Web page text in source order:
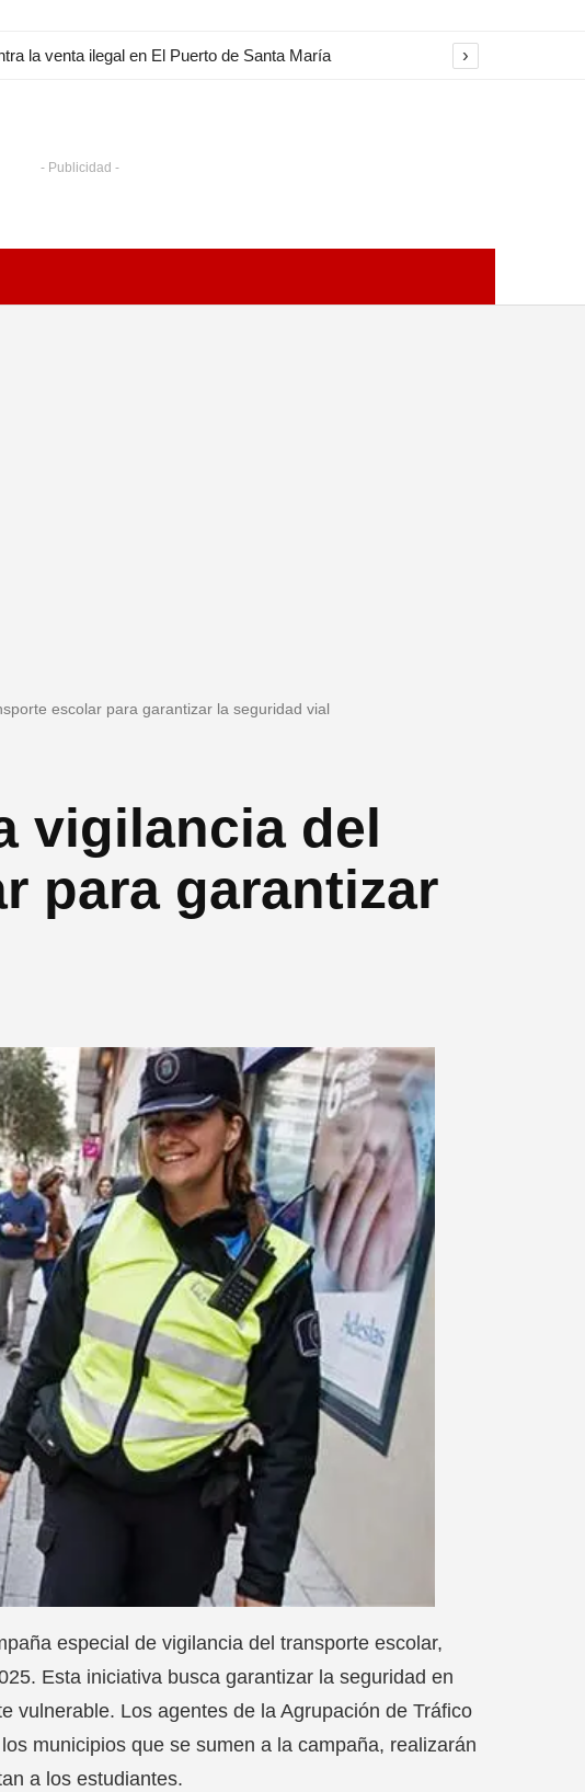
Vacaciones en Paz en Cádiz ›
- Publicidad -
escolar para garantizar la seguridad vial
vigilancia del
para garantizar
especial de vigilancia del transporte escolar,
Esta iniciativa busca garantizar la seguridad en
vulnerable. Los agentes de la Agrupación de Tráfico
municipios que se sumen a la campaña, realizarán
a los estudiantes.